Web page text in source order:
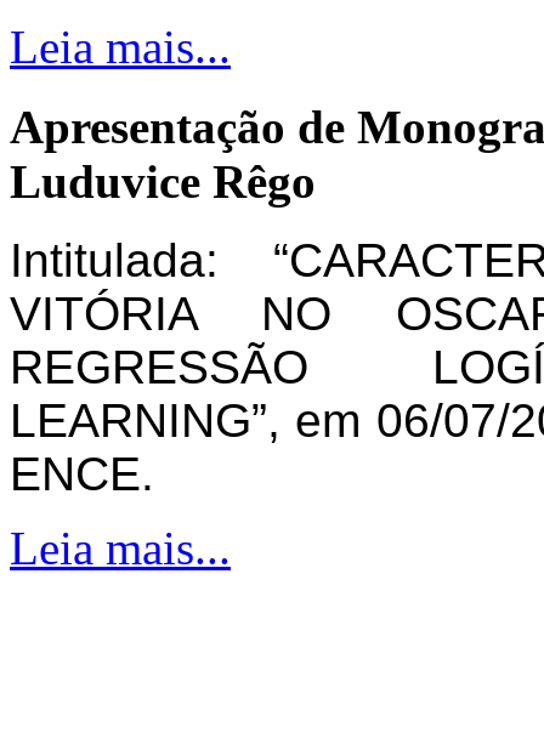
Leia mais...
Apresentação de
Luduvice Rêgo
Intitulada:
VITÓRIA NO
REGRESSÃO
LEARNING”, em 06/
ENCE.
Leia mais...